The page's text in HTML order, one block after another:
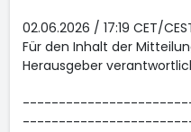
02.06.2026 / 17:19 CET/
Für den Inhalt der
Herausgeber